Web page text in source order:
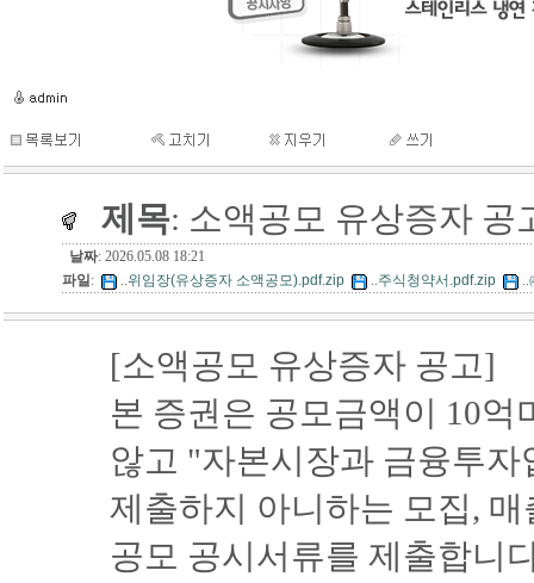
제목: 소액공모 유상증자 공
날짜: 2026.05.08 18:21
파일: ..위임장(유상증자 소액공모).pdf.zip ..주식청약서.pdf.zip ..
[소액공모 유상증자 공고]
본 증권은 공모금액이 10
않고 "자본시장과 금융투
제출하지 아니하는 모집,
공모 공시서류를 제출합니